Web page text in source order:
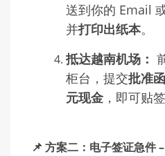
送到你的 Email
并打印出纸本。
抵达越南机场：
柜台，提交批准
元现金 ，即可贴
📌 方案二：电子签证急件